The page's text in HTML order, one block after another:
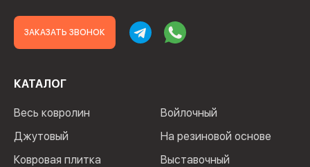
ЗАКАЗАТЬ ЗВОНОК
КАТАЛОГ
Весь ковролин
Джутовый
Ковровая плитка
Войлочный
На резиновой основе
Выставочный